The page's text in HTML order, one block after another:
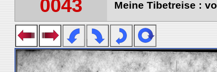
0043 Meine Tibetreise :